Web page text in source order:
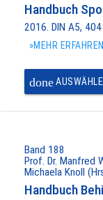
Handbuch
2016. DIN A5,
»MEHR ERFAHREN
done
Band 188
Prof. Dr. Manfred
Michaela Knoll
Handbuch